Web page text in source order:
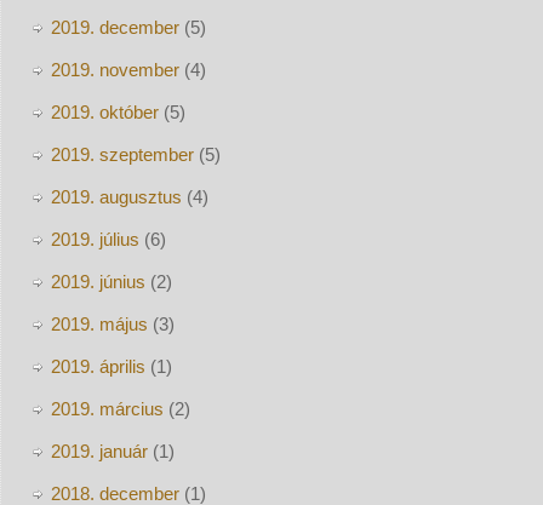
2019. december(5)
2019. november(4)
2019. október(5)
2019. szeptember(5)
2019. augusztus (4)
2019. július (6)
2019. június (2)
2019. május (3)
2019. április (1)
2019. március (2)
2019. január(1)
2018. december(1)